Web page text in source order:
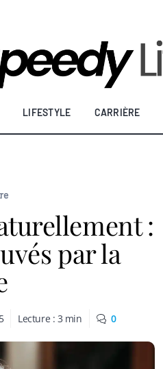
LIFESTYLE CARRIÈRE
:
par la
Lecture : 3 min 0